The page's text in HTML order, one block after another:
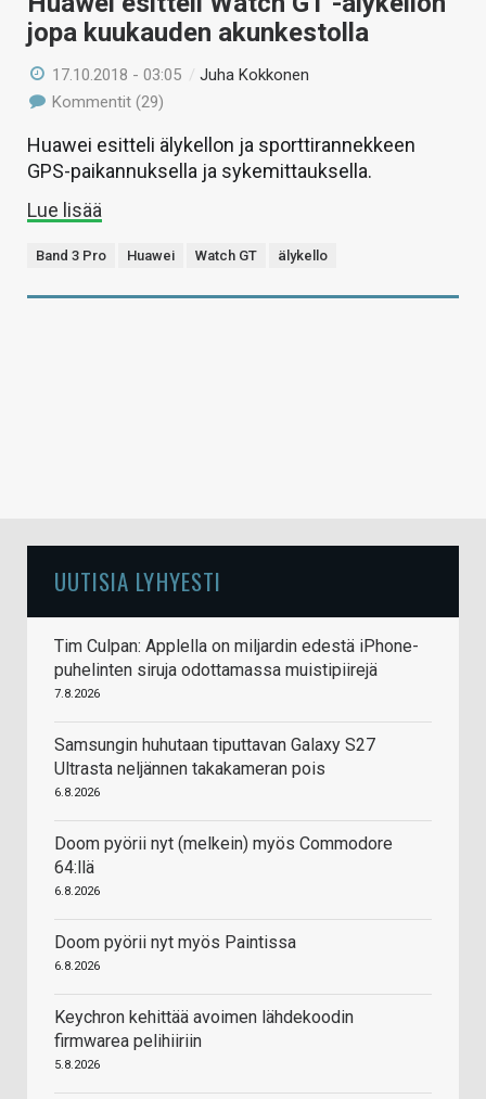
jopa kuukauden akunkestolla
17.10.2018 - 03:05 /Juha Kokkonen
Kommentit (29)
Huawei esitteli älykellon ja sporttirannekkeen
GPS-paikannuksella ja sykemittauksella.
Lue lisää
Band 3 Pro Huawei Watch GT älykello
UUTISIA LYHYESTI
Tim Culpan: Applella on miljardin edestä iPhone-
puhelinten siruja odottamassa muistipiirejä
7.8.2026
Samsungin huhutaan tiputtavan Galaxy S27
Ultrasta neljännen takakameran pois
6.8.2026
Doom pyörii nyt (melkein) myös Commodore
64:llä
6.8.2026
Doom pyörii nyt myös Paintissa
6.8.2026
Keychron kehittää avoimen lähdekoodin
firmwarea pelihiiriin
5.8.2026